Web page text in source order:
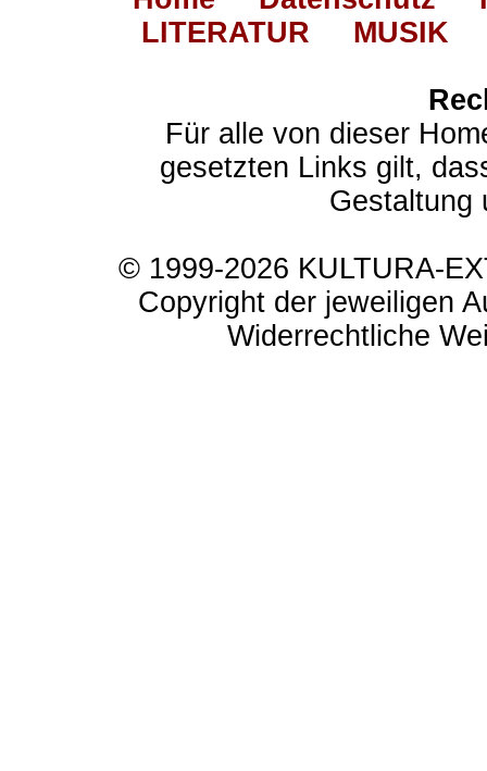
LITERATUR
MUSIK
Für alle von dieser
gesetzten Links gilt,
Gestaltung
© 1999-2026 KULTURA-
Copyright der jeweiligen
Widerrechtliche